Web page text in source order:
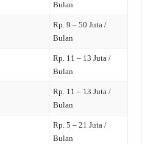
Bulan
Rp. 9 – 50 Juta /
Bulan
Rp. 11 – 13 Juta /
Bulan
Rp. 11 – 13 Juta /
Bulan
Rp. 5 – 21 Juta /
Bulan